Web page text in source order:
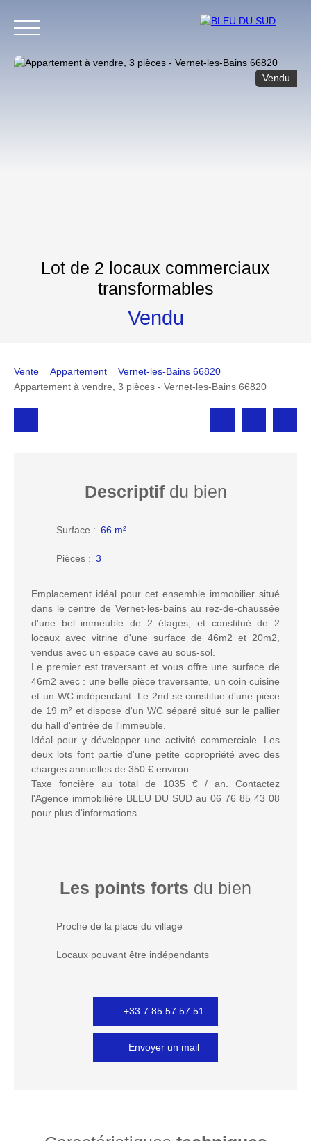
Vendu
Lot de 2 locaux commerciaux
transformables
Vendu
Vente Appartement
Vernet-les-Bains 66820
Appartement à vendre, 3 pièces - Vernet-les-Bains 66820
Descriptifdu bien
Surface : 66 m²
Pièces : 3
Emplacement idéal pour cet ensemble immobilier situé
dans le centre de Vernet-les-bains au rez-de-chaussée
d'une bel immeuble de 2 étages, et constitué de 2
locaux avec vitrine d'une surface de 46m2 et 20m2,
vendus avec un espace cave au sous-sol.
Le premier est traversant et vous offre une surface de
46m2 avec : une belle pièce traversante, un coin cuisine
et un WC indépendant. Le 2nd se constitue d'une pièce
de 19 m² et dispose d'un WC séparé situé sur le pallier
du hall d'entrée de l'immeuble.
Idéal pour y développer une activité commerciale. Les
deux lots font partie d'une petite copropriété avec des
charges annuelles de 350 € environ.
Taxe foncière au total de 1035 € / an. Contactez
l'Agence immobilière BLEU DU SUD au 06 76 85 43 08
pour plus d'informations.
Les points forts du bien
Proche de la place du village
Locaux pouvant être indépendants
+33 7 85 57 57 51
Envoyer un mail